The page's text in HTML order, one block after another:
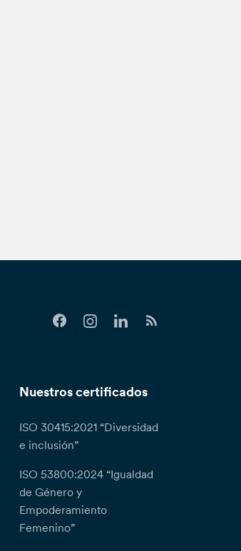
Nuestros certificados
ISO 30415:2021 “Diversidad
e inclusión”
ISO 53800:2024 “Igualdad
de Género y
Empoderamiento
Femenino”